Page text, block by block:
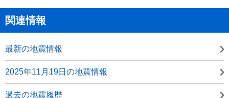
関連情報
最新の地震情報
2025年11月19日の地震情報
過去の地震履歴